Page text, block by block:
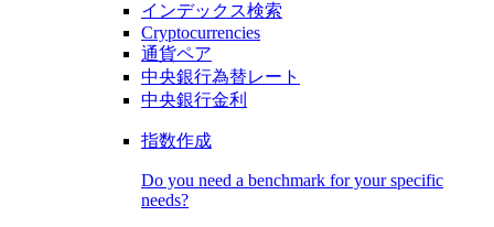
インデックス検索
Cryptocurrencies
通貨ペア
中央銀行為替レート
中央銀行金利
指数作成
Do you need a benchmark for your specific
needs?